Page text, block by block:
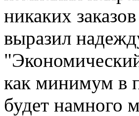
никаких
выразил
как минимум в
будет намного